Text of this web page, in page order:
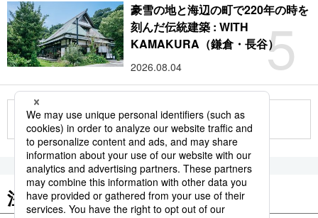
5
豪雪の地と海辺の町で220年の時を
刻んだ伝統建築 : WITH
KAMAKURA（鎌倉・長谷）
2026.08.04
もっと見る
注目のキーワード